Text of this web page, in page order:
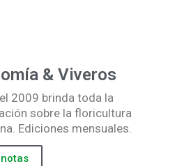
& Viveros
2009 brinda toda la
sobre la floricultura
Ediciones mensuales.